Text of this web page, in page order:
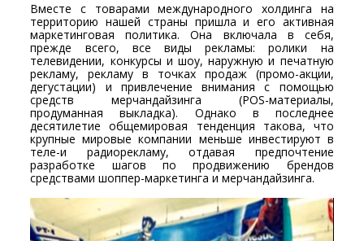
Вместе с товарами международного холдинга на
территорию нашей страны пришла и его активная
маркетинговая политика. Она включала в себя,
прежде всего, все виды рекламы: ролики на
телевидении, конкурсы и шоу, наружную и печатную
рекламу, рекламу в точках продаж (промо-акции,
дегустации) и привлечение внимания с помощью
средств мерчандайзинга (POS-материалы,
продуманная выкладка). Однако в последнее
десятилетие общемировая тенденция такова, что
крупные мировые компании меньше инвестируют в
теле-и радиорекламу, отдавая предпочтение
разработке шагов по продвижению брендов
средствами шоппер-маркетинга и мерчандайзинга.